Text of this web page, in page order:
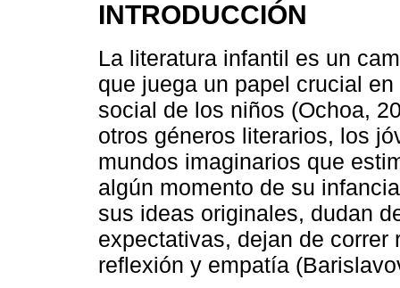
INTRODUCCIÓN
La literatura infantil es un
que juega un papel crucial
social de los niños (Ochoa,
otros géneros literarios, los
mundos imaginarios que
algún momento de su
sus ideas originales, dudan
expectativas, dejan de
reflexión y empatía